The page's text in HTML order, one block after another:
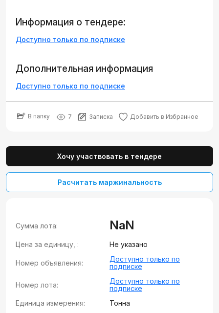
Информация о тендере:
Доступно только по подписке
Дополнительная информация
Доступно только по подписке
В папку 7 Записка Добавить в Избранное
Хочу участвовать в тендере
Расчитать маржинальность
Сумма лота: NaN
Цена за единицу, : Не указано
Номер объявления:
Доступно только по
подписке
Номер лота:
Доступно только по
подписке
Единица измерения:
Тонна